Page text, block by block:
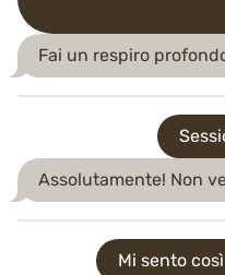
Fai un respiro
Assolutamente! Non
Mi sento